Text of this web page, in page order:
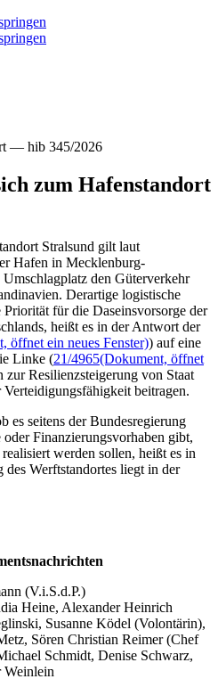
— hib 345/2026
zum Hafenstandort
Stralsund gilt laut
Hafen in Mecklenburg-
den Güterverkehr
Derartige logistische
für die Daseinsvorsorge der
heißt es in der Antwort der
öffnet ein neues Fenster)) auf eine
Linke (21/4965(Dokument, öffnet
zur Resilienzsteigerung von Staat
beitragen.
es seitens der Bundesregierung
Finanzierungsvorhaben gibt,
werden sollen, heißt es in
Werftstandortes liegt in der
(V.i.S.d.P.)
Heine, Alexander Heinrich
Susanne Ködel (Volontärin),
Sören Christian Reimer (Chef
Schmidt, Denise Schwarz,
Weinlein